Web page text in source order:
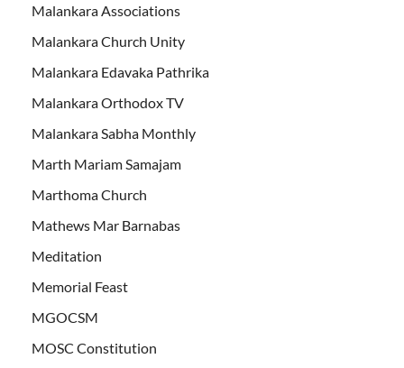
Malankara Associations
Malankara Church Unity
Malankara Edavaka Pathrika
Malankara Orthodox TV
Malankara Sabha Monthly
Marth Mariam Samajam
Marthoma Church
Mathews Mar Barnabas
Meditation
Memorial Feast
MGOCSM
MOSC Constitution